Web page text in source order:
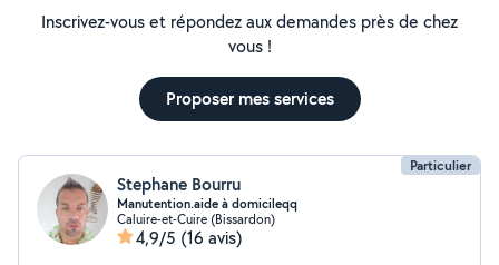
Inscrivez-vous et répondez aux demandes près de chez
vous !
Proposer mes services
Particulier
Stephane Bourru
Manutention.aide à domicileqq
Caluire-et-Cuire (Bissardon)
4,9/5 (16 avis)